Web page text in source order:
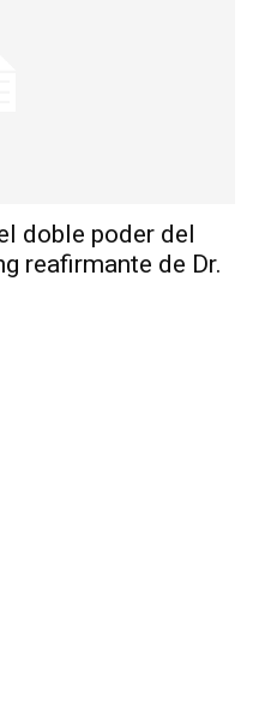
doble poder del
reafirmante de Dr.